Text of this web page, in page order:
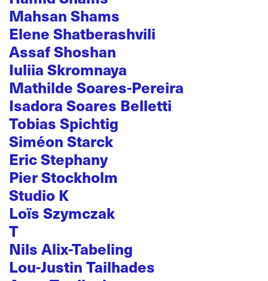
Mahsan Shams
Elene Shatberashvili
Assaf Shoshan
Iuliia Skromnaya
Mathilde Soares-Pereira
Isadora Soares Belletti
Tobias Spichtig
Siméon Starck
Eric Stephany
Pier Stockholm
Studio K
Loïs Szymczak
T
Nils Alix-Tabeling
Lou-Justin Tailhades